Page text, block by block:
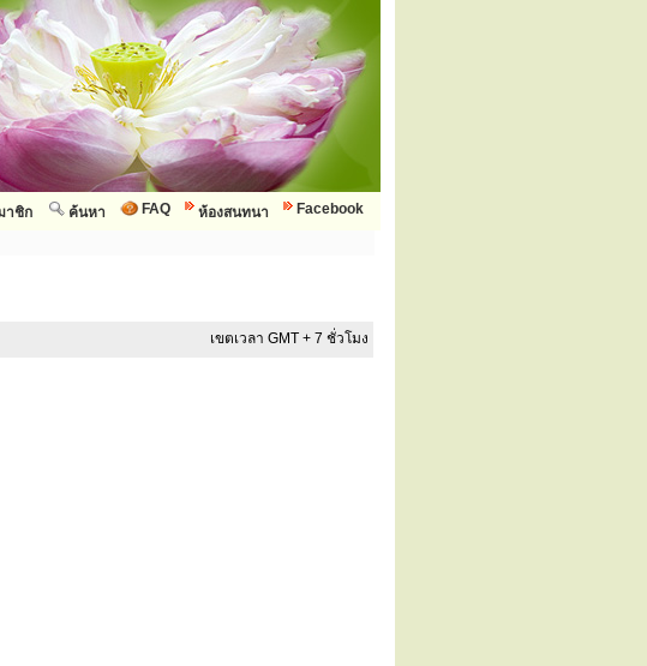
Facebook
ห้องสนทนา
FAQ
ค้นหา
าชิก
เขตเวลา GMT + 7 ชั่วโมง